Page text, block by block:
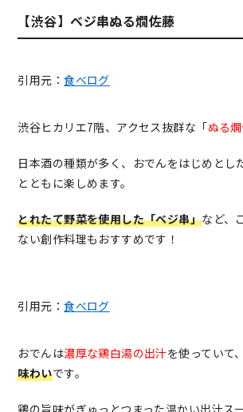
【渋谷】ベジ串ぬる燗佐藤
引用元：食べログ
渋谷ヒカリエ7階、アクセス抜群な「ぬる
日本酒の種類が多く、おでんをはじめとし
とともに楽しめます。
とれたて野菜を使用した「ベジ串」など、
ない創作料理もおすすめです！
引用元：食べログ
おでんは濃厚な鶏白湯の出汁を使っていて、
味わいです。